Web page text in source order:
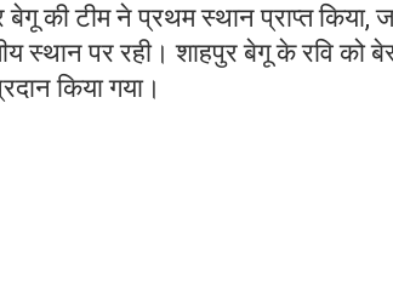
बेगू की टीम ने प्रथम स्थान प्राप्त किया,
स्थान पर रही। शाहपुर बेगू के रवि को
किया गया।